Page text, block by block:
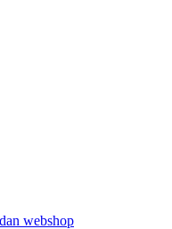
webshop